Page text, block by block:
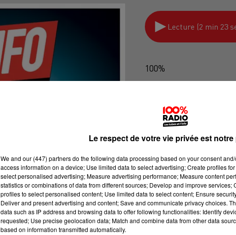
Lecture (2 min 23
100%
Le respect de votre vie privée est
We and our (447) partnersdo the following data processing based on your consent
access information on a device; Use limited data to select advertising; Create profiles
select personalised advertising; Measure advertising performance; Measure content
statistics or combinations of data from different sources; Develop and improve
profiles to select personalised content; Use limited data to select content; Ensure
Deliver and present advertising and content; Save and communicate privacy choices.
data such as IP address and browsing data to offer following functionalities: Identify
requested; Use precise geolocation data; Match and combine data from other data
based on information transmitted automatically.